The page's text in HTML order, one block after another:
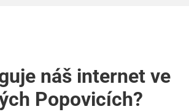
náš internet ve
Popovicích?